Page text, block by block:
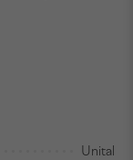
Unital